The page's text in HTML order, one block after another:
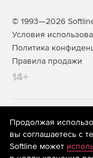
© 1993—2026
Условия
Политика
Правила продажи
14+
На информационном
рекомендательные
предоставления
систематизации и
Продолжая
вы соглашаетесь с
Softline может